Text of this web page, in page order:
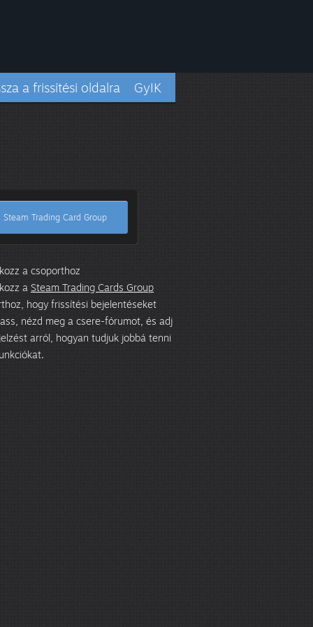
GyIK
a frissítési oldalra
Steam Trading Card Group
a csoporthoz
a Steam Trading Cards Group
hogy frissítési bejelentéseket
nézd meg a csere-fórumot, és adj
arról, hogyan tudjuk jobbá tenni